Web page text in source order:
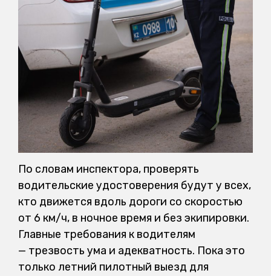
По словам инспектора, проверять
водительские удостоверения будут у всех,
кто движется вдоль дороги со скоростью
от 6 км/ч, в ночное время и без экипировки.
Главные требования к водителям
— трезвость ума и адекватность. Пока это
только летний пилотный выезд для